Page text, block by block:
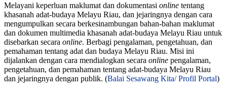
Melayani keperluan maklumat dan dokumentasi online tentang
khasanah adat-budaya Melayu Riau, dan jejaringnya dengan cara
mengumpulkan secara berkesinambungan bahan-bahan maklumat
dan dokumen multimedia khasanah adat-budaya Melayu Riau untuk
disebarkan secara online. Berbagi pengalaman, pengetahuan, dan
pemahaman tentang adat dan budaya Melayu Riau. Misi ini
dijalankan dengan cara mendialogkan secara online pengalaman,
pengetahuan, dan pemahaman tentang adat-budaya Melayu Riau
dan jejaringnya dengan publik. (Balai Sesawang Kita/ Profil Portal)